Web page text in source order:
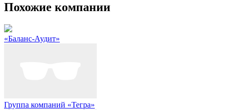
Похожие компании
«Баланс-Аудит»
Группа компаний «Тегра»